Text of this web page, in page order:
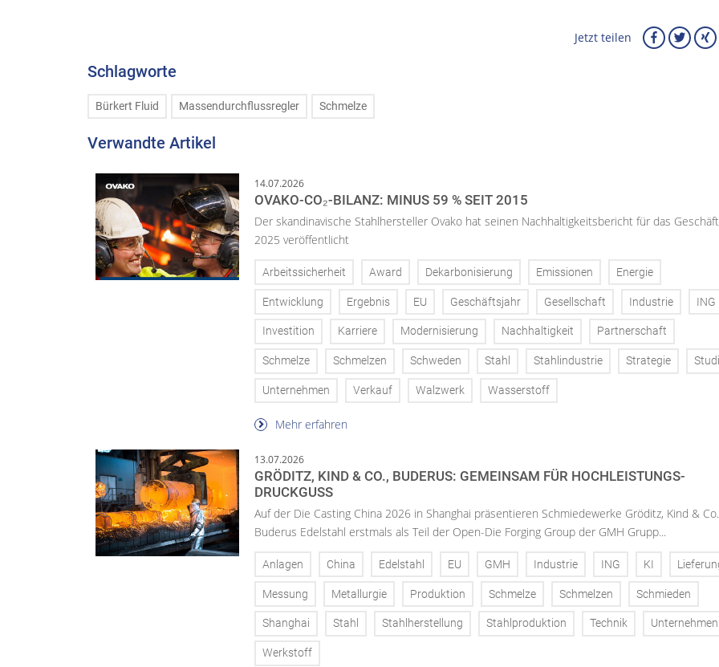
Jetzt teilen
Schlagworte
Bürkert Fluid Massendurchflussregler Schmelze
Verwandte Artikel
14.07.2026
OVAKO-CO₂-BILANZ: MINUS 59 % SEIT 2015
Der skandinavische Stahlhersteller Ovako hat seinen Nachhaltigkeitsbericht für das
2025 veröffentlicht
Arbeitssicherheit Award Dekarbonisierung Emissionen Energie
Entwicklung Ergebnis EU Geschäftsjahr Gesellschaft Industrie ING
Investition Karriere Modernisierung Nachhaltigkeit Partnerschaft
Schmelze Schmelzen Schweden Stahl Stahlindustrie Strategie
Unternehmen Verkauf Walzwerk Wasserstoff
Mehr erfahren
13.07.2026
GRÖDITZ, KIND & CO., BUDERUS: GEMEINSAM FÜR HOCHLEISTUNGS-
DRUCKGUSS
Auf der Die Casting China 2026 in Shanghai präsentieren Schmiedewerke Gröditz, Kind &
Buderus Edelstahl erstmals als Teil der Open-Die Forging Group der GMH Grupp...
Anlagen China Edelstahl EU GMH Industrie ING KI
Messung Metallurgie Produktion Schmelze Schmelzen Schmieden
Shanghai Stahl Stahlherstellung Stahlproduktion Technik Unternehmen
Werkstoff